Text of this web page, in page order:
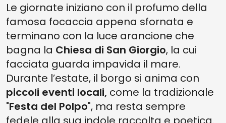
Le giornate iniziano con il profumo della
famosa focaccia appena sfornata e
terminano con la luce arancione che
bagna la Chiesa di San Giorgio, la cui
facciata guarda impavida il mare.
Durante l’estate, il borgo si anima con
piccoli eventi locali, come la tradizionale
"Festa del Polpo", ma resta sempre